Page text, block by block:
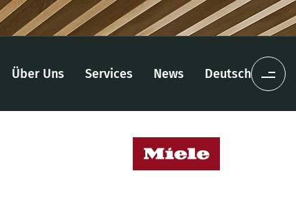
Über Uns Services News Deutsch